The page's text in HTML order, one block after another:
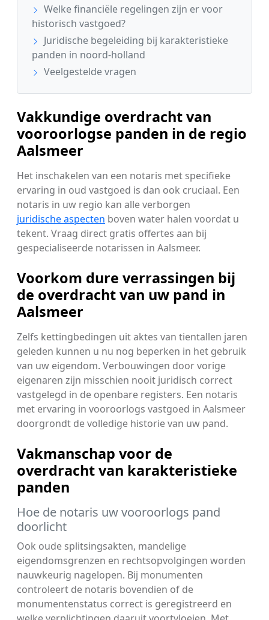
Welke financiële regelingen zijn er voor
historisch vastgoed?
Juridische begeleiding bij karakteristieke
panden in noord-holland
Veelgestelde vragen
Vakkundige overdracht van
vooroorlogse panden in de regio
Aalsmeer
Het inschakelen van een notaris met specifieke
ervaring in oud vastgoed is dan ook cruciaal. Een
notaris in uw regio kan alle verborgen
juridische aspecten boven water halen voordat u
tekent. Vraag direct gratis offertes aan bij
gespecialiseerde notarissen in Aalsmeer.
Voorkom dure verrassingen bij
de overdracht van uw pand in
Aalsmeer
Zelfs kettingbedingen uit aktes van tientallen jaren
geleden kunnen u nu nog beperken in het gebruik
van uw eigendom. Verbouwingen door vorige
eigenaren zijn misschien nooit juridisch correct
vastgelegd in de openbare registers. Een notaris
met ervaring in vooroorlogs vastgoed in Aalsmeer
doorgrondt de volledige historie van uw pand.
Vakmanschap voor de
overdracht van karakteristieke
panden
Hoe de notaris uw vooroorlogs pand
doorlicht
Ook oude splitsingsakten, mandelige
eigendomsgrenzen en rechtsopvolgingen worden
nauwkeurig nagelopen. Bij monumenten
controleert de notaris bovendien of de
monumentenstatus correct is geregistreerd en